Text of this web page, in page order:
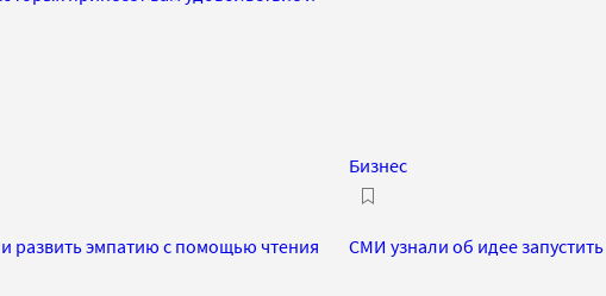
развить эмпатию с помощью чтения
Бизнес
СМИ узнали об идее